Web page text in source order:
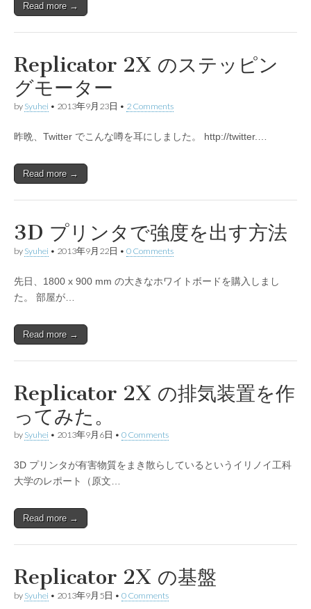
Read more →
Replicator 2X のステッピン
グモーター
by Syuhei • 2013年9月23日 • 2 Comments
昨晩、Twitter でこんな噂を耳にしました。 http://twitter.…
Read more →
3D プリンタで強度を出す方法
by Syuhei • 2013年9月22日 • 0 Comments
先日、1800 x 900 mm の大きなホワイトボードを購入しまし
た。 部屋が…
Read more →
Replicator 2X の排気装置を作
ってみた。
by Syuhei • 2013年9月6日 • 0 Comments
3D プリンタが有害物質をまき散らしているというイリノイ工科
大学のレポート（原文…
Read more →
Replicator 2X の基盤
by Syuhei • 2013年9月5日 • 0 Comments